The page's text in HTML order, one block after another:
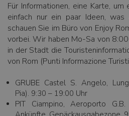
Für Informationen, eine Karte,
einfach nur ein paar Ideen,
schauen Sie im Büro von Enjoy
vorbei. Wir haben Mo-Sa von
in der Stadt die
von Rom (Punti Informazione
GRUBE Castel S. Angelo,
Pia). 9:30 – 19:00 Uhr
PIT Ciampino, Aeroporto